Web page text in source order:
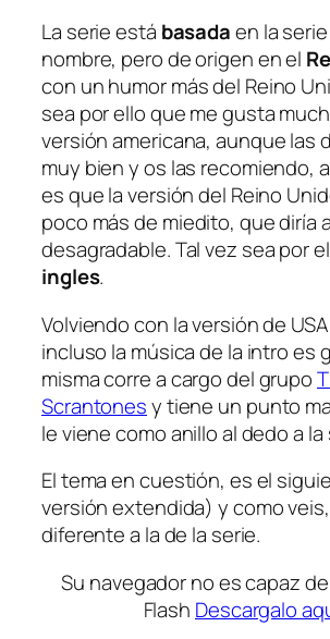
La serie está basadaen la
nombre, pero de origen en el
con un humor más del Reino
sea por ello que me gusta
versión americana, aunque las
muy bien y os las recomiendo,
es que la versión del Reino
poco más de miedito, que diría
desagradable. Tal vez sea por el
ingles.
Volviendo con la versión de
incluso la música de la intro es
misma corre a cargo del grupo
Scrantonesy tiene un punto
le viene como anillo al dedo a la
El tema en cuestión, es el
versión extendida) y como
diferente a la de la serie.
Su navegador no es capaz
Flash Descargalo